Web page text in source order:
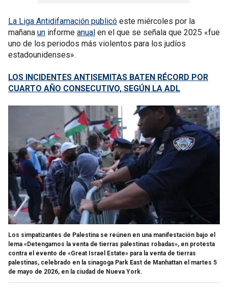
La Liga Antidifamación publicó este miércoles por la
mañana un informe anual en el que se señala que 2025 «fue
uno de los periodos más violentos para los judíos
estadounidenses».
LOS INCIDENTES ANTISEMITAS BATEN RÉCORD POR
CUARTO AÑO CONSECUTIVO, SEGÚN LA ADL
Los simpatizantes de Palestina se reúnen en una manifestación bajo el
lema «Detengamos la venta de tierras palestinas robadas», en protesta
contra el evento de «Great Israel Estate» para la venta de tierras
palestinas, celebrado en la sinagoga Park East de Manhattan el martes 5
de mayo de 2026, en la ciudad de Nueva York.